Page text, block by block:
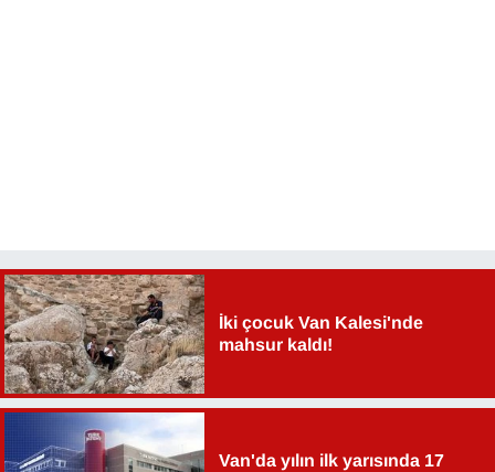
İki çocuk Van Kalesi'nde
mahsur kaldı!
Van'da yılın ilk yarısında 17